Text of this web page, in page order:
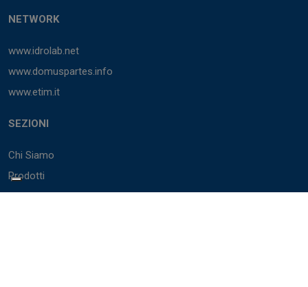
NETWORK
www.idrolab.net
www.domuspartes.info
www.etim.it
SEZIONI
Chi Siamo
Prodotti
Marchi